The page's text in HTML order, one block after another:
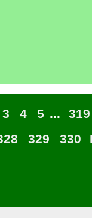
3 4 5 ...
319
329 330